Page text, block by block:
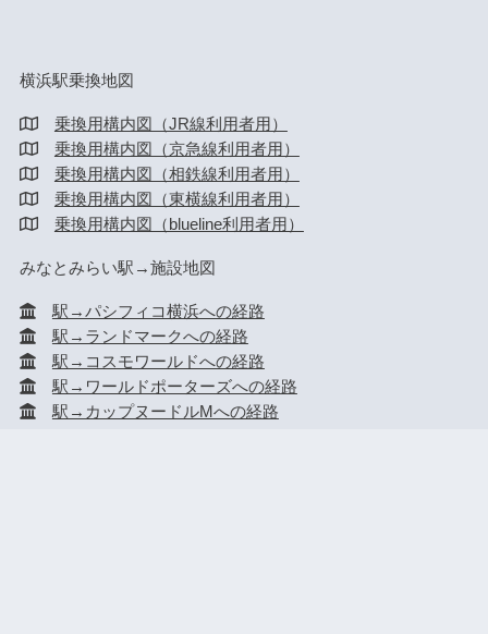
横浜駅乗換地図
乗換用構内図（JR線利用者用）
乗換用構内図（京急線利用者用）
乗換用構内図（相鉄線利用者用）
乗換用構内図（東横線利用者用）
乗換用構内図（blueline利用者用）
みなとみらい駅→施設地図
駅→パシフィコ横浜への経路
駅→ランドマークへの経路
駅→コスモワールドへの経路
駅→ワールドポーターズへの経路
駅→カップヌードルMへの経路